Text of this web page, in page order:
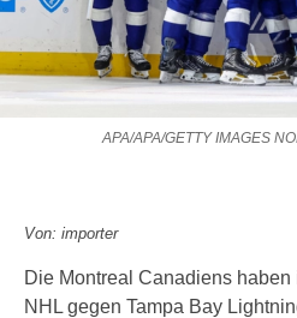
APA/APA/GETTY IMAGES
Von: importer
Die Montreal Canadiens
NHL gegen Tampa Bay